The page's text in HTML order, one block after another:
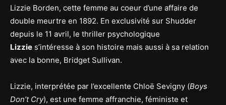
Lizzie Borden, cette femme au coeur d’une affaire de
double meurtre en 1892. En exclusivité sur Shudder
depuis le 11 avril, le thriller psychologique
Lizzie s’intéresse à son histoire mais aussi à sa relation
avec la bonne, Bridget Sullivan.
Lizzie, interprétée par l’excellente Chloë Sevigny (Boys
Don’t Cry), est une femme affranchie, féministe et